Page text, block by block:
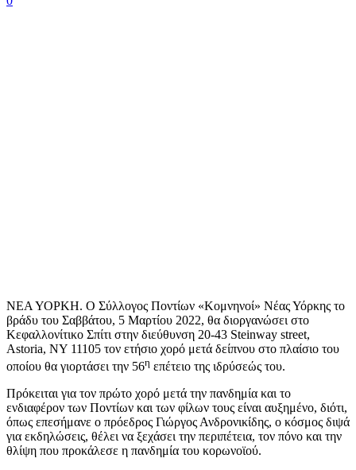
ΝΕΑ ΥΟΡΚΗ. Ο Σύλλογος Ποντίων «Κομνηνοί» Νέας Υόρκης το
βράδυ του Σαββάτου, 5 Μαρτίου 2022, θα διοργανώσει στο
Κεφαλλονίτικο Σπίτι στην διεύθυνση 20-43 Steinway street,
Astoria, NY 11105 τον ετήσιο χορό μετά δείπνου στο πλαίσιο του
οποίου θα γιορτάσει την 56η επέτειο της ιδρύσεώς του.
Πρόκειται για τον πρώτο χορό μετά την πανδημία και το
ενδιαφέρον των Ποντίων και των φίλων τους είναι αυξημένο, διότι,
όπως επεσήμανε ο πρόεδρος Γιώργος Ανδρονικίδης, ο κόσμος διψά
για εκδηλώσεις, θέλει να ξεχάσει την περιπέτεια, τον πόνο και την
θλίψη που προκάλεσε η πανδημία του κορωνοϊού.